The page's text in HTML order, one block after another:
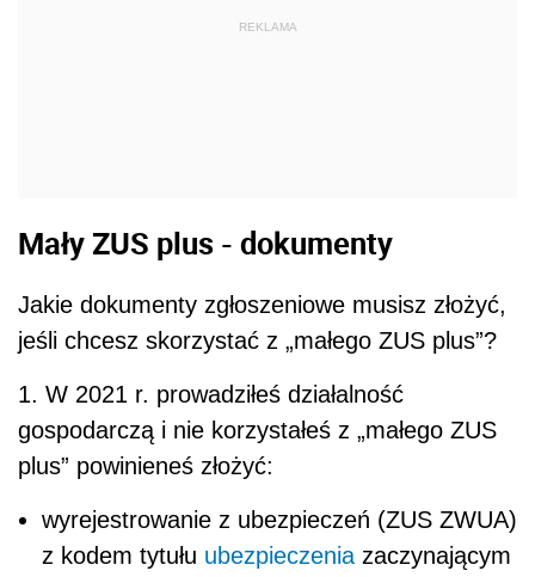
REKLAMA
Mały ZUS plus - dokumenty
Jakie dokumenty zgłoszeniowe musisz złożyć,
jeśli chcesz skorzystać z „małego ZUS plus”?
1. W 2021 r. prowadziłeś działalność
gospodarczą i nie korzystałeś z „małego ZUS
plus” powinieneś złożyć:
wyrejestrowanie z ubezpieczeń (ZUS ZWUA)
z kodem tytułu ubezpieczenia zaczynającym